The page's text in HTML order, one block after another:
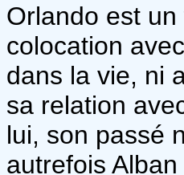
Orlando est
colocation
dans la vie, ni
sa relation
lui, son passé
autrefois